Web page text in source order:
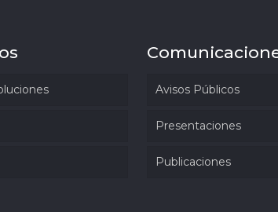
Avisos Públicos
Presentaciones
Publicaciones